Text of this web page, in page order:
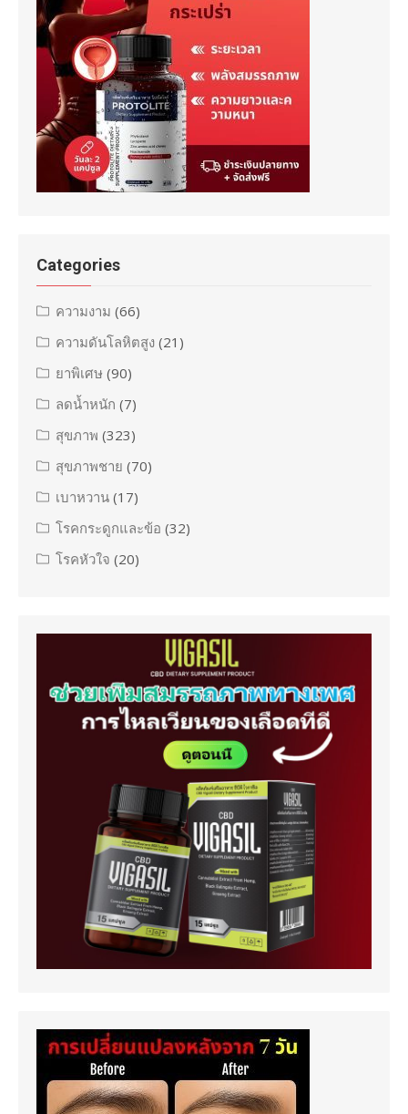
Categories
ความงาม (66)
ความดันโลหิตสูง (21)
ยาพิเศษ (90)
ลดน้ำหนัก (7)
สุขภาพ (323)
สุขภาพชาย (70)
เบาหวาน (17)
โรคกระดูกและข้อ (32)
โรคหัวใจ (20)